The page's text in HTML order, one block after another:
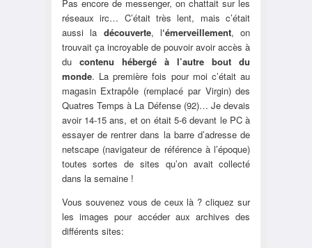
Pas encore de messenger, on chattait sur les
réseaux irc… C’était très lent, mais c’était
aussi la découverte, l‘émerveillement, on
trouvait ça incroyable de pouvoir avoir accès à
du contenu hébergé à l’autre bout du
monde. La première fois pour moi c’était au
magasin Extrapôle (remplacé par Virgin) des
Quatres Temps à La Défense (92)… Je devais
avoir 14-15 ans, et on était 5-6 devant le PC à
essayer de rentrer dans la barre d’adresse de
netscape (navigateur de référence à l’époque)
toutes sortes de sites qu’on avait collecté
dans la semaine !
Vous souvenez vous de ceux là ? cliquez sur
les images pour accéder aux archives des
différents sites: